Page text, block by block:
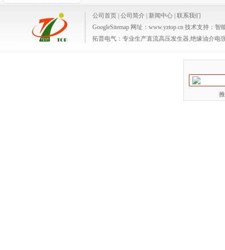
公司首页 公司简介 新闻中心 联系我们
GoogleSitemap 网址：www.yztop.cn 技术支持： 智
拓普电气：专业生产直流高压发生器,绝缘油介电